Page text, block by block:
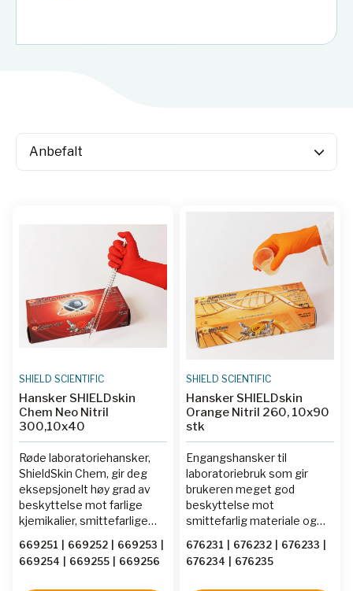
SHIELD SCIENTIFIC
Hansker SHIELDskin
Chem Neo Nitril
300,10x40
Røde laboratoriehansker,
ShieldSkin Chem, gir deg
eksepsjonelt høy grad av
beskyttelse mot farlige
kjemikalier, smittefarlige
er hanskene behagelig å ha
på og jobbe med.
669251 669252 669253
669254
669255 669256
SHIELD SCIENTIFIC
Hansker SHIELDskin
Orange Nitril 260, 10x90
stk
Engangshansker til
laboratoriebruk som gir
brukeren meget god
beskyttelse mot
smittefarlig materiale og
kategori III hansker i enten
nitril eller lateks. Hansker
676231 676232 676233
676234
676235